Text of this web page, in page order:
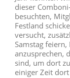
dieser
besuchten,
Festland
versucht,
Samstag
anzusprechen,
sind, um dort
einiger Zeit